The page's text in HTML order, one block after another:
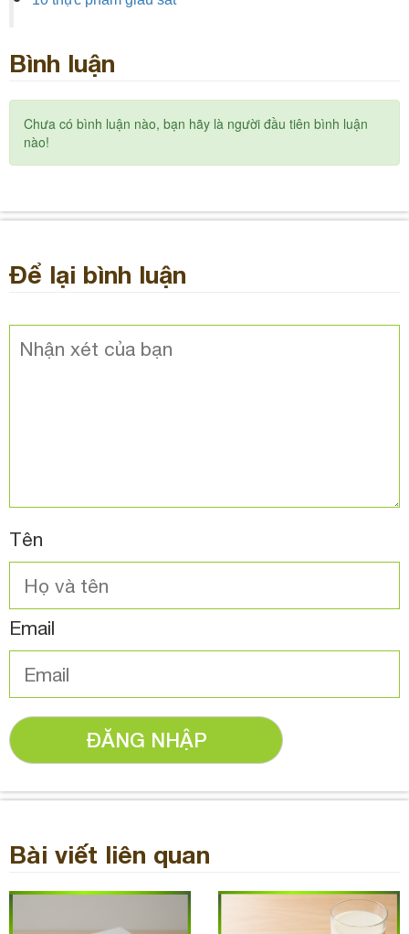
Bình luận
Chưa có bình luận nào, bạn hãy là người đầu tiên bình luận
nào!
Để lại bình luận
Tên
Email
ĐĂNG NHẬP
Bài viết liên quan